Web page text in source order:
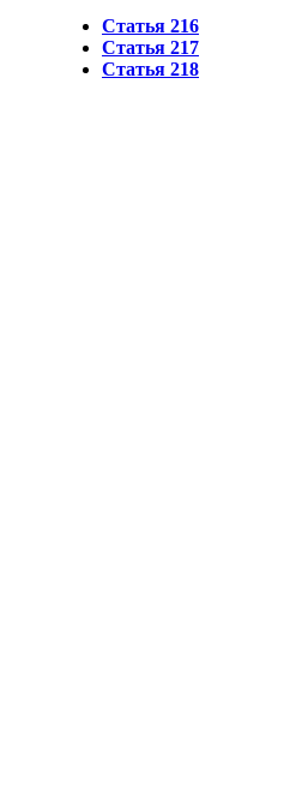
Статья 216
Статья 217
Статья 218